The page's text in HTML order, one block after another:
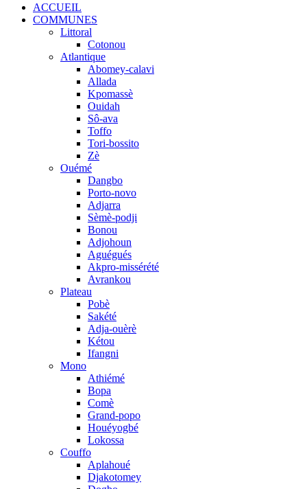
ACCUEIL
COMMUNES
Littoral
Cotonou
Atlantique
Abomey-calavi
Allada
Kpomassè
Ouidah
Sô-ava
Toffo
Tori-bossito
Zè
Ouémé
Dangbo
Porto-novo
Adjarra
Sèmè-podji
Bonou
Adjohoun
Aguégués
Akpro-missérété
Avrankou
Plateau
Pobè
Sakété
Adja-ouèrè
Kétou
Ifangni
Mono
Athiémé
Bopa
Comè
Grand-popo
Houéyogbé
Lokossa
Couffo
Aplahoué
Djakotomey